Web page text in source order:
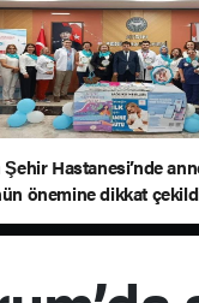
Şehir Hastanesi’nde
önemine dikkat